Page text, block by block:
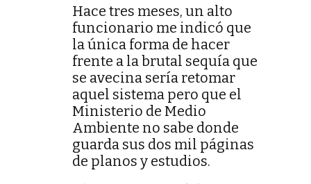
Hace tres meses, un alto
funcionario me indicó que
la única forma de hacer
frente a la brutal sequía que
se avecina sería retomar
aquel sistema pero que el
Ministerio de Medio
Ambiente no sabe donde
guarda sus dos mil páginas
de planos y estudios.